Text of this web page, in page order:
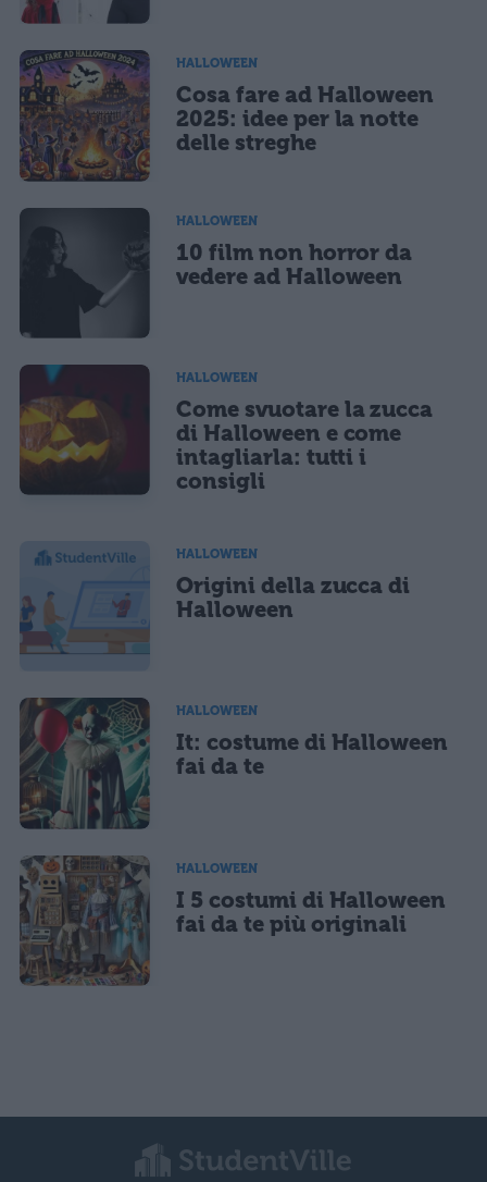
HALLOWEEN
Cosa fare ad Halloween
2025: idee per la notte
delle streghe
HALLOWEEN
10 film non horror da
vedere ad Halloween
HALLOWEEN
Come svuotare la zucca
di Halloween e come
intagliarla: tutti i
consigli
HALLOWEEN
Origini della zucca di
Halloween
HALLOWEEN
It: costume di Halloween
fai da te
HALLOWEEN
I 5 costumi di Halloween
fai da te più originali